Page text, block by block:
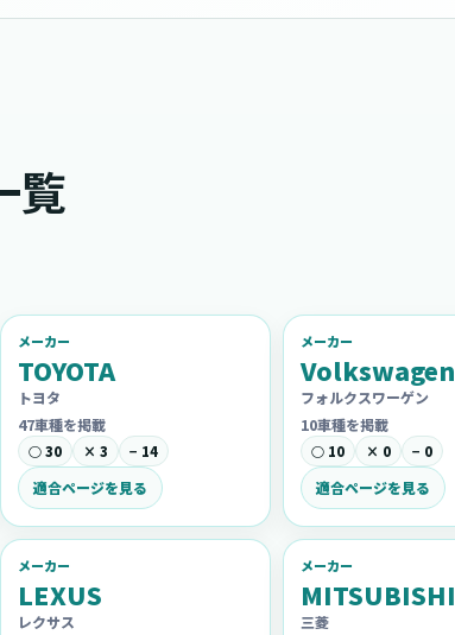
覧
メーカー
TOYOTA
トヨタ
47車種を掲載
○ 30 × 3 − 14
適合ページを見る
メーカー
Volkswagen
フォルクスワーゲン
10車種を掲載
○ 10 × 0 − 0
適合ページを見る
メーカー
LEXUS
レクサス
メーカー
MITSUBISHI
三菱